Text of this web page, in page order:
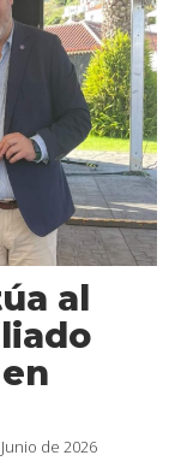
al
de 2026